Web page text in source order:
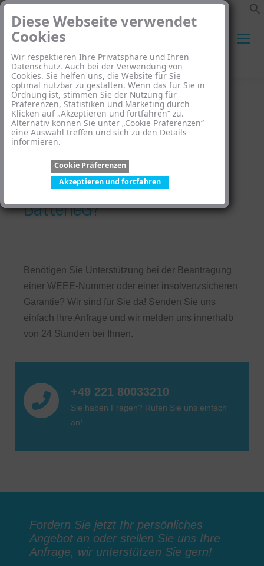
Diese Webseite verwendet
Cookies
Wir respektieren Ihre Privatsphäre und Ihren
Datenschutz. Auch bei der Verwendung von
Cookies. Sie helfen uns, die Website für Sie
optimal nutzbar zu gestalten. Wenn das für Sie in
Ordnung ist, stimmen Sie der Nutzung für
Präferenzen, Statistiken und Marketing durch
Klicken auf „Akzeptieren und fortfahren“ zu.
Alternativ können Sie unter „Cookie Präferenzen“
eine Auswahl treffen und sich zu den Details
informieren.
Cookie Präferenzen
Akzeptieren und fortfahren
Search:
Haben Sie Fragen zum
ElektroG, VerpackG oder
BatterieG?
Benötigen Sie Unterstützung bei der Beantragung
einer WEEE-Nummer oder einer insolvenzsicheren
Garantie? Wir sind für Sie da! Senden Sie uns
einfach Ihre Anfrage und wir melden uns innerhalb
von 24 Stunden bei Ihnen.
+49 221 80033210
Sie haben Fragen? Rufen Sie uns einfach
an!